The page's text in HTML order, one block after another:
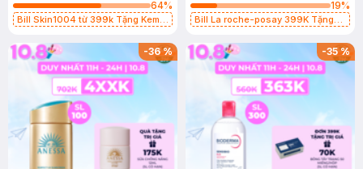
64%
Bill Skin1004 từ 399k Tặng Kem
SPF 50+ 20ml (SL Có Hạn)
19%
Bill La roche-posay 399K Tặng
(SL có hạn)
-36% -35%